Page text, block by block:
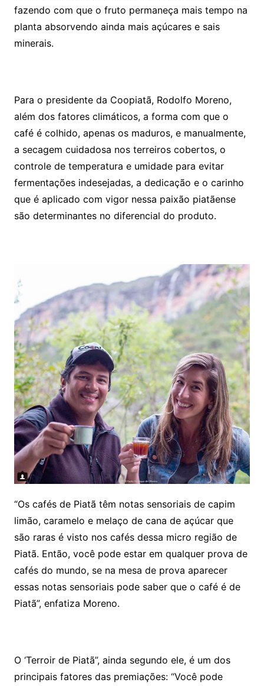
fazendo com que o fruto permaneça mais tempo na
planta absorvendo ainda mais açúcares e sais
minerais.
Para o presidente da Coopiatã, Rodolfo Moreno,
além dos fatores climáticos, a forma com que o
café é colhido, apenas os maduros, e manualmente,
a secagem cuidadosa nos terreiros cobertos, o
controle de temperatura e umidade para evitar
fermentações indesejadas, a dedicação e o carinho
que é aplicado com vigor nessa paixão piatãense
são determinantes no diferencial do produto.
“Os cafés de Piatã têm notas sensoriais de capim
limão, caramelo e melaço de cana de açúcar que
são raras é visto nos cafés dessa micro região de
Piatã. Então, você pode estar em qualquer prova de
cafés do mundo, se na mesa de prova aparecer
essas notas sensoriais pode saber que o café é de
Piatã”, enfatiza Moreno.
O ‘Terroir de Piatã”, ainda segundo ele, é um dos
principais fatores das premiações: “Você pode